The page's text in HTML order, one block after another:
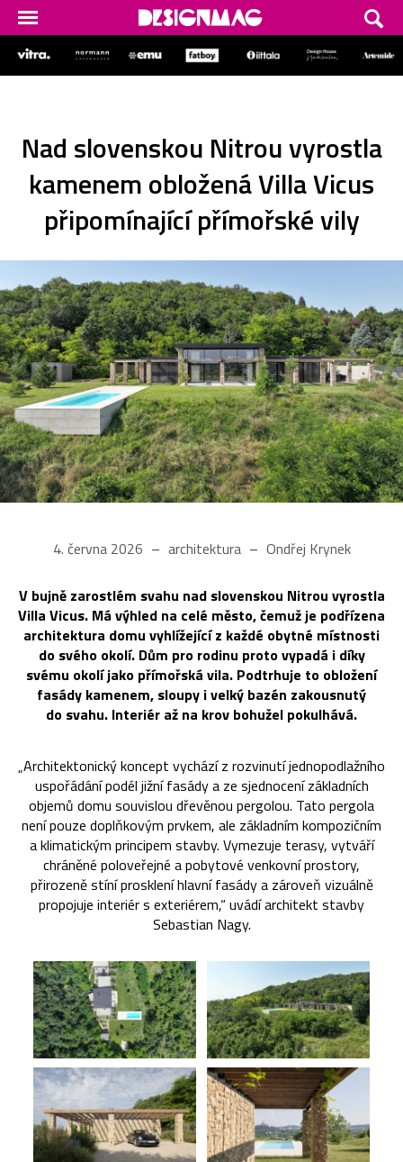
Nad slovenskou Nitrou vyrostla
kamenem obložená Villa Vicus
připomínající přímořské vily
4. června 2026 architektura Ondřej Krynek
V bujně zarostlém svahu nad slovenskou Nitrou vyrostla
Villa Vicus. Má výhled na celé město, čemuž je podřízena
architektura domu vyhlížející z každé obytné místnosti
do svého okolí. Dům pro rodinu proto vypadá i díky
svému okolí jako přímořská vila. Podtrhuje to obložení
fasády kamenem, sloupy i velký bazén zakousnutý
do svahu. Interiér až na krov bohužel pokulhává.
„Architektonický koncept vychází z rozvinutí jednopodlažního
uspořádání podél jižní fasády a ze sjednocení základních
objemů domu souvislou dřevěnou pergolou. Tato pergola
není pouze doplňkovým prvkem, ale základním kompozičním
a klimatickým principem stavby. Vymezuje terasy, vytváří
chráněné poloveřejné a pobytové venkovní prostory,
přirozeně stíní prosklení hlavní fasády a zároveň vizuálně
propojuje interiér s exteriérem,“ uvádí architekt stavby
Sebastian Nagy.